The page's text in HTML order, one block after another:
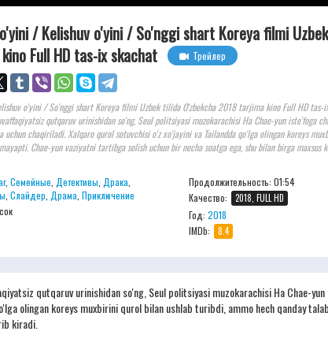
/ Kelishuv o'yini / So'nggi shart Koreya filmi
Full HD tas-ix skachat
Трейлер
o'yini / So'nggi shart Koreya filmi Uzbek tilida O'zbekcha 2018 tarjima kino Full HD tas-
qutqaruv urinishidan so'ng, Seul politsiyasi muzokarachisi Ha Chae-yun iste'foga
uchun chaqiriladi. Xalqaro qurol sotuvchisi o'z xo'jayini va Tailandda qo'lga olingan koreys
Chae-yun vaziyatni tartibga solish uchun bir necha soatga ega, shu bilan birga
, Семейные Детективы Драка
Слайдер Драма Приключение
Продолжительность:01:54
Качество:
2018, FULL HD
Год:2018
IMDb:
8.4
qutqaruv urinishidan so'ng, Seul politsiyasi muzokarachisi Ha Chae-
olingan koreys muxbirini qurol bilan ushlab turibdi, ammo hech qanday
kiradi.